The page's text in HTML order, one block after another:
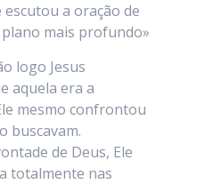
a oração de
mais profundo»
logo Jesus
aquela era a
mesmo confrontou
buscavam.
de Deus, Ele
totalmente nas